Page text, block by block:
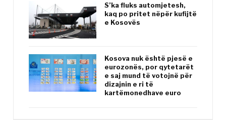
S’ka fluks automjetesh,
kaq po pritet nëpër kufijtë
e Kosovës
Kosova nuk është pjesë e
eurozonës, por qytetarët
e saj mund të votojnë për
dizajnin e ri të
kartëmonedhave euro